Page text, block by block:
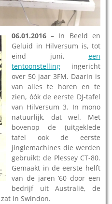
06.01.2016 – In Beeld en
Geluid in Hilversum is, tot
eind juni, een
tentoonstelling ingericht
over 50 jaar 3FM. Daarin is
van alles te horen en te
zien, óók de eerste DJ-tafel
van Hilversum 3. In mono
natuurlijk, dat wel. Met
bovenop de (uitgeklede
tafel ook de eerste
jinglemachines die werden
gebruikt: de Plessey CT-80.
Gemaakt in de eerste helft
van de jaren ’60 door een
bedrijf uit Australië, de
in Swindon.